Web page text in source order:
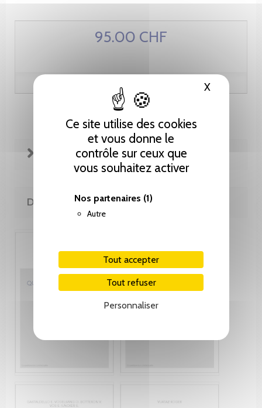
Ce site utilise des cookies
et vous donne le
contrôle sur ceux que
vous souhaitez activer
Nos partenaires (1)
Autre
Tout accepter
Tout refuser
Personnaliser
XMasquer
95.00 CHF
FICHE TECHNIQUE
DE LA MÊME COLLECTION